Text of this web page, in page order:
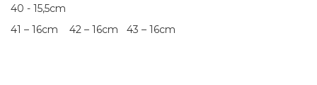
40 - 15,5cm
41 – 16cm 42 – 16cm 43 – 16cm